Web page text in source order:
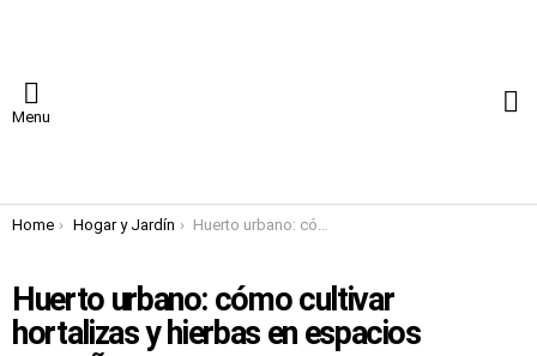
Menu
You are here:
Home Hogar y Jardín Huerto urbano: cómo cultivar hortalizas y hierbas en espacios pequeños
Huerto urbano: cómo cultivar
hortalizas y hierbas en espacios